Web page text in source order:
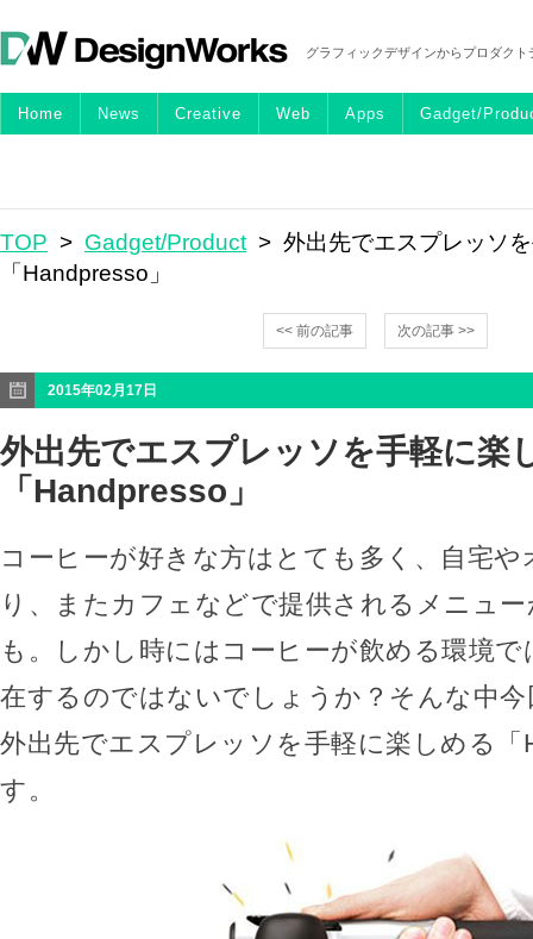
グラフィックデザインからプロダク
Home News Creative Web Apps Gadget/
TOP > Gadget/Product > 外出先でエスプレッソ
「Handpresso」
<< 前の記事 次の記事 >>
2015年02月17日
外出先でエスプレッソを手軽に楽
「Handpresso」
コーヒーが好きな方はとても多く、自宅
り、またカフェなどで提供されるメニュ
も。しかし時にはコーヒーが飲める環境
在するのではないでしょうか？そんな中
外出先でエスプレッソを手軽に楽しめる「
す。